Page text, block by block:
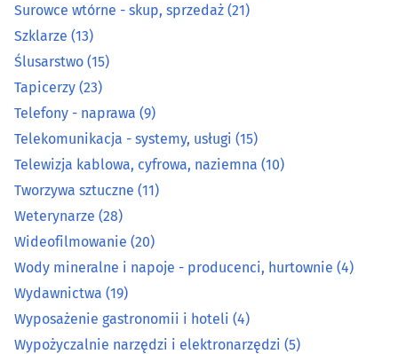
Podnośniki, transportery(15)
Pogrzebowe zakłady
Prace drogowe i kolejowe
Prace wodne i melioracyjne (7)
Prace wysokościowe(14)
Prace ziemne i uzbrajania terenu
Pralnie
Rzemiosło artystyczne(15)
Surowce wtórne - skup, sprzedaż (21)
Szklarze (13)
Ślusarstwo (15)
Tapicerzy (23)
Telefony - naprawa (9)
Telekomunikacja - systemy, usługi (15)
Telewizja kablowa, cyfrowa, naziemna (10)
Tworzywa sztuczne (11)
Weterynarze (28)
Wideofilmowanie (20)
Wody mineralne i napoje - producenci, hurtownie (4)
Wydawnictwa (19)
Wyposażenie gastronomii i hoteli (4)
Wypożyczalnie narzędzi i elektronarzędzi (5)